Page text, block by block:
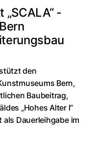
-
den
Bern,
Baubeitrag,
„Hohes Alter I“
Dauerleihgabe im